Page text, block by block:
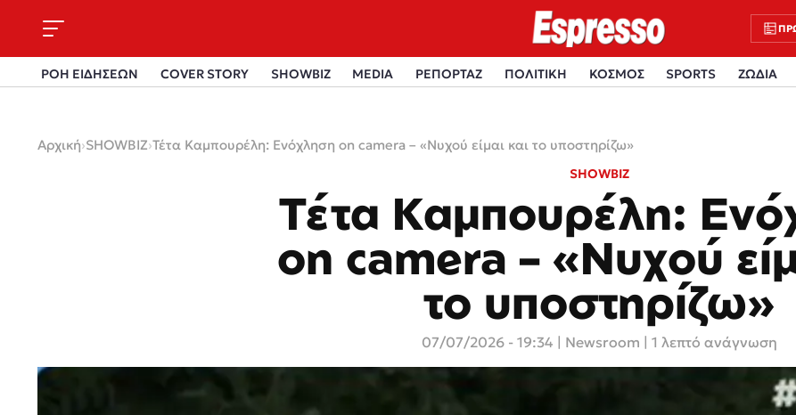
ΡΟΗ ΕΙΔΗΣΕΩΝ COVER STORY SHOWBIZ MEDIA ΡΕΠΟΡΤΑΖ ΠΟΛΙΤΙΚΗ ΚΟΣΜΟΣ SPORTS ΖΩΔΙΑ
Αρχική›SHOWBIZ›Τέτα Καμπουρέλη: Ενόχληση on camera – «Νυχού είμαι και το υποστηρίζω»
SHOWBIZ
Τέτα Καμπουρέλη:
on camera – «Νυχού
το υποστηρίζω»
07/07/2026 - 19:34 Newsroom | 1 λεπτό ανάγνωση